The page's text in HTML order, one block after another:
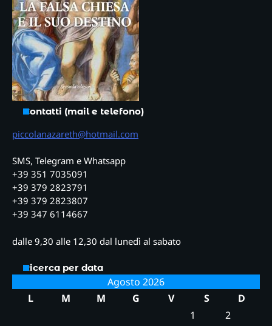
Contatti (mail e telefono)
piccolanazareth@hotmail.com
SMS, Telegram e Whatsapp
+39 351 7035091
+39 379 2823791
+39 379 2823807
+39 347 6114667
dalle 9,30 alle 12,30 dal lunedì al sabato
Ricerca per data
Agosto 2026
L
M M G V S
D
1
2